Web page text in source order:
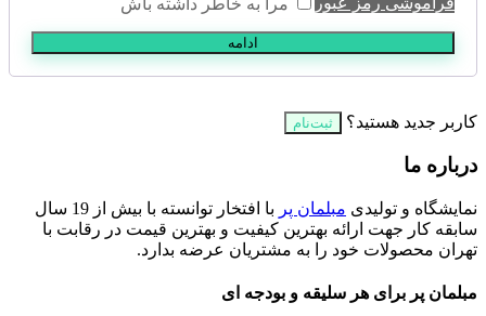
ادامه
کاربر جدید هستید؟ ثبت‌نام
درباره ما
نمایشگاه و تولیدی مبلمان پر
با افتخار توانسته با بیش از 19 سال
سابقه کار جهت ارائه بهترین کیفیت و بهترین قیمت در رقابت با
تهران محصولات خود را به مشتریان عرضه بدارد.
مبلمان پر برای هر سلیقه و بودجه ای